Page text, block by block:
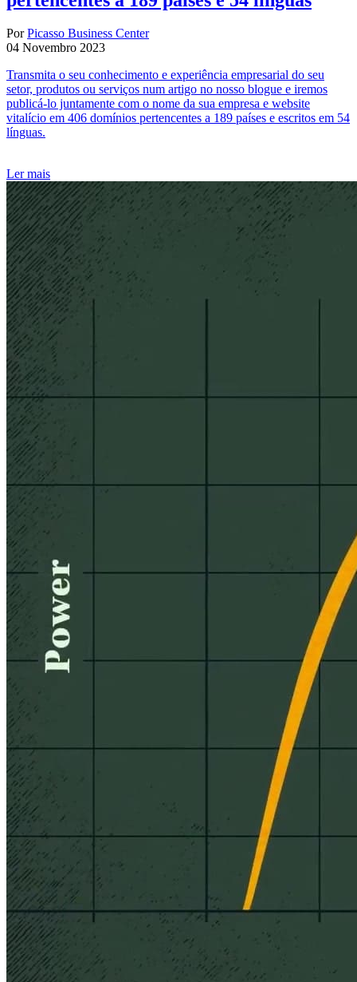
PorPicasso Business Center
04 Novembro 2023
Transmita o seu conhecimento e experiência empresarial do seu
setor, produtos ou serviços num artigo no nosso blogue e iremos
publicá-lo juntamente com o nome da sua empresa e website
vitalício em 406 domínios pertencentes a 189 países e escritos em 54
línguas.
Ler mais